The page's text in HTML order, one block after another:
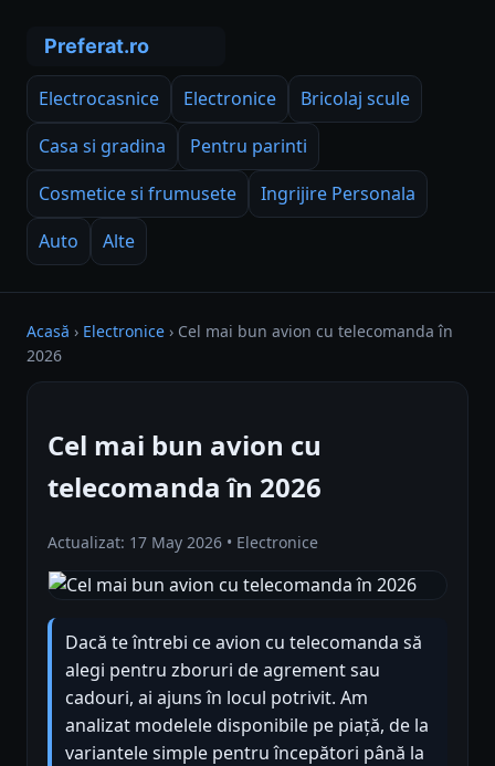
Electrocasnice Electronice
Bricolaj scule
Casa si gradina
Pentru parinti
Cosmetice si frumusete
Ingrijire Personala
Auto
Alte
Acasă › Electronice › Cel mai bun avion cu telecomanda în
2026
Cel mai bun avion cu
telecomanda în 2026
Actualizat: 17 May 2026 • Electronice
Dacă te întrebi ce avion cu telecomanda să
alegi pentru zboruri de agrement sau
cadouri, ai ajuns în locul potrivit. Am
analizat modelele disponibile pe piață, de la
variantele simple pentru începători până la